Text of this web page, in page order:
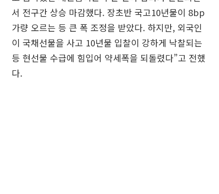
서 전구간 상승 마감했다. 장초반 국고10년물이 8bp
가량 오르는 등 큰 폭 조정을 받았다. 하지만, 외국인
이 국채선물을 사고 10년물 입찰이 강하게 낙찰되는
등 현선물 수급에 힘입어 약세폭을 되돌렸다”고 전했
다.